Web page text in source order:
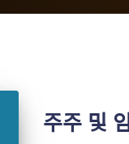
주주 및